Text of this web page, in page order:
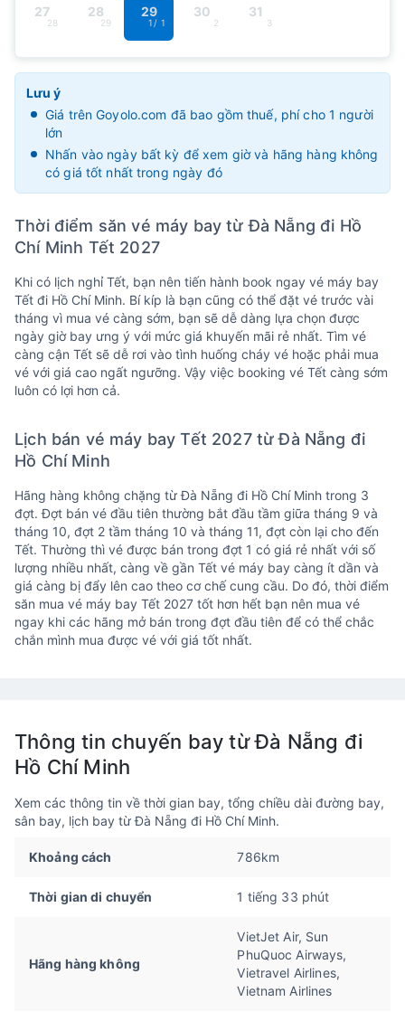
27
28
28
29
29
1 / 1
30
2
31
3
Lưu ý
Giá trên Goyolo.com đã bao gồm thuế, phí cho 1 người
lớn
Nhấn vào ngày bất kỳ để xem giờ và hãng hàng không
có giá tốt nhất trong ngày đó
Thời điểm săn vé máy bay từ Đà Nẵng đi Hồ
Chí Minh Tết 2027
Khi có lịch nghỉ Tết, bạn nên tiến hành book ngay vé máy bay
Tết đi Hồ Chí Minh. Bí kíp là bạn cũng có thể đặt vé trước vài
tháng vì mua vé càng sớm, bạn sẽ dễ dàng lựa chọn được
ngày giờ bay ưng ý với mức giá khuyến mãi rẻ nhất. Tìm vé
càng cận Tết sẽ dễ rơi vào tình huống cháy vé hoặc phải mua
vé với giá cao ngất ngưỡng. Vậy việc booking vé Tết càng sớm
luôn có lợi hơn cả.
Lịch bán vé máy bay Tết 2027 từ Đà Nẵng đi
Hồ Chí Minh
Hãng hàng không chặng từ Đà Nẵng đi Hồ Chí Minh trong 3
đợt. Đợt bán vé đầu tiên thường bắt đầu tầm giữa tháng 9 và
tháng 10, đợt 2 tầm tháng 10 và tháng 11, đợt còn lại cho đến
Tết. Thường thì vé được bán trong đợt 1 có giá rẻ nhất với số
lượng nhiều nhất, càng về gần Tết vé máy bay càng ít dần và
giá càng bị đẩy lên cao theo cơ chế cung cầu. Do đó, thời điểm
săn mua vé máy bay Tết 2027 tốt hơn hết bạn nên mua vé
ngay khi các hãng mở bán trong đợt đầu tiên để có thể chắc
chắn mình mua được vé với giá tốt nhất.
Thông tin chuyến bay từ Đà Nẵng đi
Hồ Chí Minh
Xem các thông tin về thời gian bay, tổng chiều dài đường bay,
sân bay, lịch bay từ Đà Nẵng đi Hồ Chí Minh.
Khoảng cách 786km
Thời gian di chuyển 1 tiếng 33 phút
Hãng hàng không
VietJet Air, Sun
PhuQuoc Airways,
Vietravel Airlines,
Vietnam Airlines